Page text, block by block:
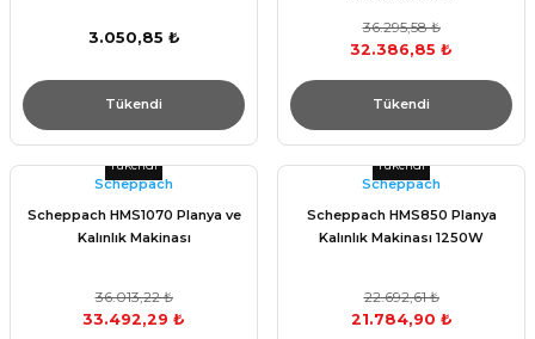
3.050,85 ₺
Tükendi
36.295,58 ₺
32.386,85 ₺
Tükendi
Tükendi
Scheppach
Scheppach HMS1070 Planya ve
Kalınlık Makinası
36.013,22 ₺
33.492,29 ₺
Tükendi
Scheppach
Scheppach HMS850 Planya
Kalınlık Makinası 1250W
22.692,61 ₺
21.784,90 ₺